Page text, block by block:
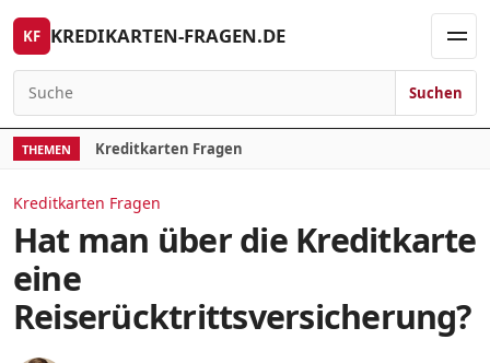
Skip to content
KF KREDIKARTEN-FRAGEN.DE
Search for:
Suchen
THEMEN Kreditkarten Fragen
Kreditkarten Fragen
Hat man über die Kreditkarte
eine
Reiserücktrittsversicherung?